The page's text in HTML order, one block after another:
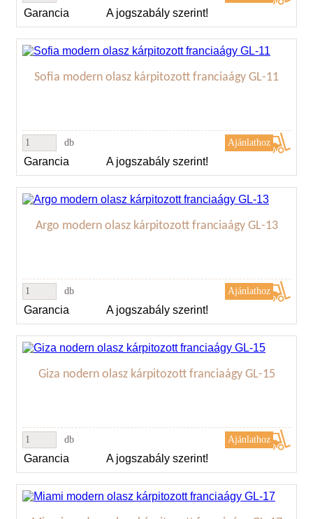
Garancia A jogszabály szerint!
Sofia modern olasz kárpitozott franciaágy GL-11
db
Garancia A jogszabály szerint!
Argo modern olasz kárpitozott franciaágy GL-13
db
Garancia A jogszabály szerint!
Giza nodern olasz kárpitozott franciaágy GL-15
db
Garancia A jogszabály szerint!